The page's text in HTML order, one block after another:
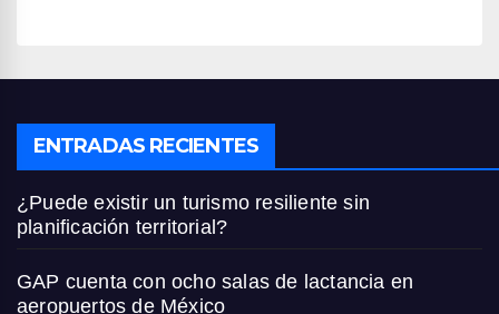
ENTRADAS RECIENTES
¿Puede existir un turismo resiliente sin
planificación territorial?
GAP cuenta con ocho salas de lactancia en
aeropuertos de México